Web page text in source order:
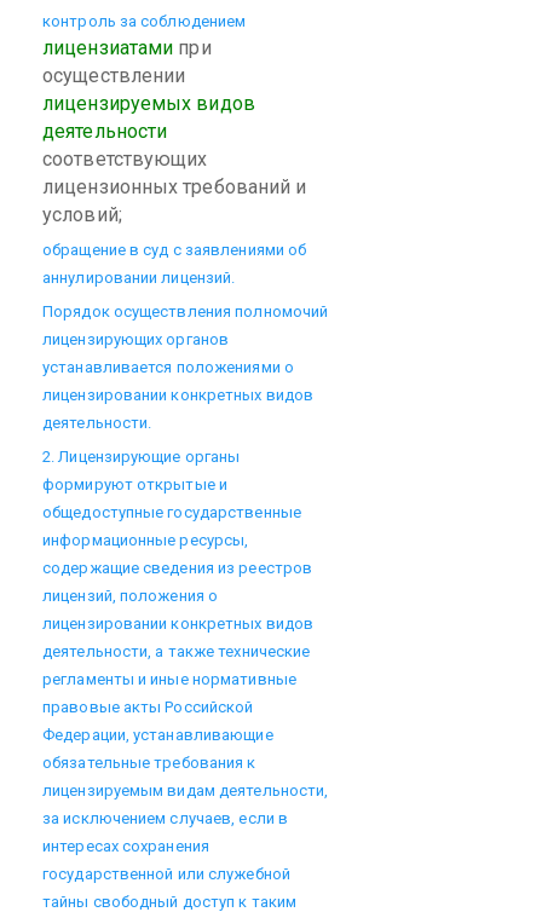
контроль за соблюдением
лицензиатами при
осуществлении
лицензируемых видов
деятельности
соответствующих
лицензионных требований и
условий;
обращение в суд с заявлениями об
аннулировании лицензий.
Порядок осуществления полномочий
лицензирующих органов
устанавливается положениями о
лицензировании конкретных видов
деятельности.
2. Лицензирующие органы
формируют открытые и
общедоступные государственные
информационные ресурсы,
содержащие сведения из реестров
лицензий, положения о
лицензировании конкретных видов
деятельности, а также технические
регламенты и иные нормативные
правовые акты Российской
Федерации, устанавливающие
обязательные требования к
лицензируемым видам деятельности,
за исключением случаев, если в
интересах сохранения
государственной или служебной
тайны свободный доступ к таким